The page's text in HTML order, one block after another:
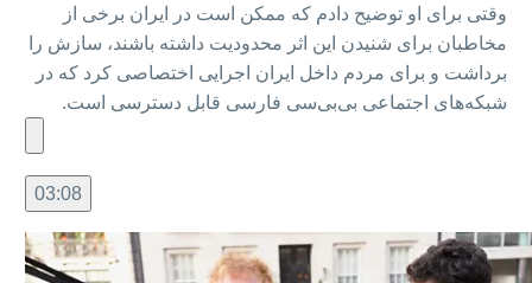
وقتی برای او توضیح دادم که ممکن است در ایران برخی از
مخاطبان برای شنیدن این اثر محدودیت داشته باشند، سازش را
برداشت و برای مردم داخل ایران اجرایی اختصاصی کرد که در
شبکه‌های اجتماعی بی‌بی‌سی فارسی قابل دسترسی است.
03:08